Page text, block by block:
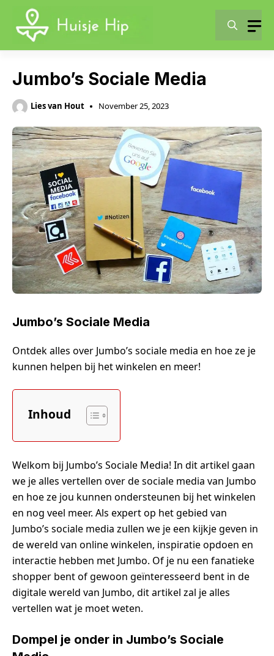
content
Jumbo’s Sociale Media
Lies van Hout November 25, 2023
Jumbo’s Sociale Media
Ontdek alles over Jumbo’s sociale media en hoe ze je
kunnen helpen bij het winkelen en meer!
Inhoud
Welkom bij Jumbo’s Sociale Media! In dit artikel gaan
we je alles vertellen over de sociale media van Jumbo
en hoe ze jou kunnen ondersteunen bij het winkelen
en nog veel meer. Als expert op het gebied van
Jumbo’s sociale media zullen we je een kijkje geven in
de wereld van online winkelen, inspiratie opdoen en
interactie hebben met Jumbo. Of je nu een fanatieke
shopper bent of gewoon geïnteresseerd bent in de
digitale wereld van Jumbo, dit artikel zal je alles
vertellen wat je moet weten.
Dompel je onder in Jumbo’s Sociale